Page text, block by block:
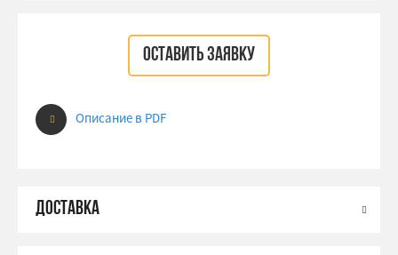
ОСТАВИТЬ ЗАЯВКУ
Описание в PDF